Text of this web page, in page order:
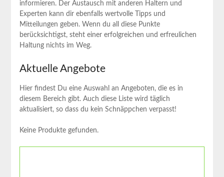
⁤informieren.‌ Der Austausch mit anderen Haltern und
Experten‍ kann⁣ dir ebenfalls wertvolle Tipps und ​
Mitteilungen geben. Wenn du all diese Punkte
berücksichtigst, steht einer erfolgreichen und erfreulichen
Haltung nichts im ⁤Weg.
Aktuelle Angebote
Hier findest Du eine Auswahl an Angeboten, die es in
diesem Bereich gibt. Auch diese Liste wird täglich
aktualisiert, so dass du kein Schnäppchen verpasst!
Keine Produkte gefunden.